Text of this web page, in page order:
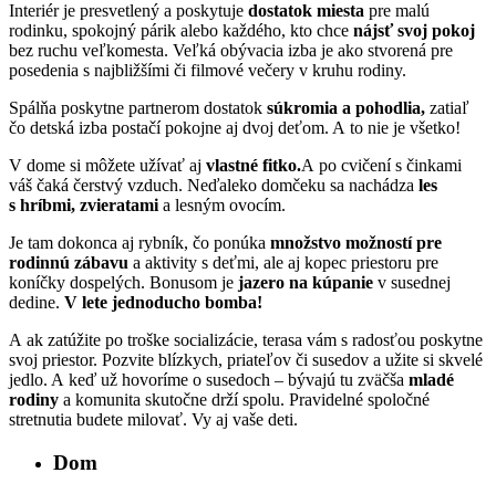
Interiér je presvetlený a poskytuje dostatok miesta pre malú
rodinku, spokojný párik alebo každého, kto chce nájsť svoj pokoj
bez ruchu veľkomesta. Veľká obývacia izba je ako stvorená pre
posedenia s najbližšími či filmové večery v kruhu rodiny.
Spálňa poskytne partnerom dostatok súkromia a pohodlia, zatiaľ
čo detská izba postačí pokojne aj dvoj deťom. A to nie je všetko!
V dome si môžete užívať aj vlastné fitko.A po cvičení s činkami
váš čaká čerstvý vzduch. Neďaleko domčeku sa nachádza les
s hríbmi, zvieratami a lesným ovocím.
Je tam dokonca aj rybník, čo ponúka množstvo možností pre
rodinnú zábavu a aktivity s deťmi, ale aj kopec priestoru pre
koníčky dospelých. Bonusom je jazero na kúpanie v susednej
dedine. V lete jednoducho bomba!
A ak zatúžite po troške socializácie, terasa vám s radosťou poskytne
svoj priestor. Pozvite blízkych, priateľov či susedov a užite si skvelé
jedlo. A keď už hovoríme o susedoch – bývajú tu zväčša mladé
rodiny a komunita skutočne drží spolu. Pravidelné spoločné
stretnutia budete milovať. Vy aj vaše deti.
Dom